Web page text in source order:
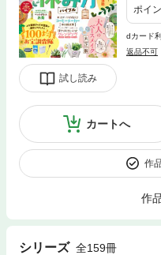
試し読み
ポイ
dカード
返品不可
カートへ
作
作
シリーズ 全159冊